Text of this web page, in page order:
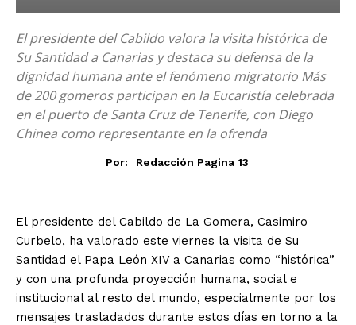
El presidente del Cabildo valora la visita histórica de
Su Santidad a Canarias y destaca su defensa de la
dignidad humana ante el fenómeno migratorio Más
de 200 gomeros participan en la Eucaristía celebrada
en el puerto de Santa Cruz de Tenerife, con Diego
Chinea como representante en la ofrenda
Por: Redacción Pagina 13
El presidente del Cabildo de La Gomera, Casimiro
Curbelo, ha valorado este viernes la visita de Su
Santidad el Papa León XIV a Canarias como “histórica”
y con una profunda proyección humana, social e
institucional al resto del mundo, especialmente por los
mensajes trasladados durante estos días en torno a la